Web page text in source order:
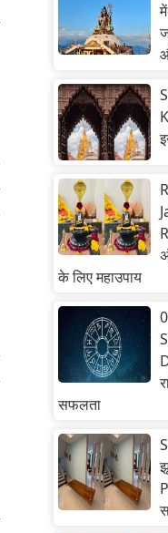
के लिए महाउपाय
सफलता